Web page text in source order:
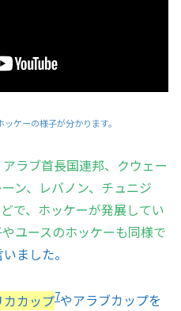
ケーの様子が分かります。
ラブ首長国連邦、クウェー
ン、レバノン、チュニジ
で、ホッケーが発展してい
ユースのホッケーも同様で
ました。
カカップ7やアラブカップを